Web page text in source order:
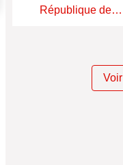
République de…